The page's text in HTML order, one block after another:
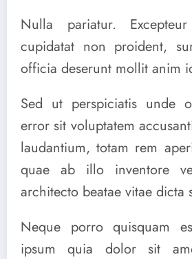
Nulla pariatur.
cupidatat non proident,
officia deserunt mollit anim
Sed ut perspiciatis unde
error sit voluptatem
laudantium, totam rem
quae ab illo inventore
architecto beatae vitae dicta
Neque porro quisquam
ipsum quia dolor sit